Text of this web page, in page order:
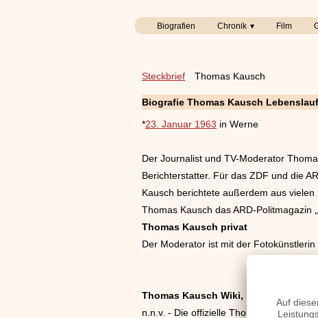
Biografien Chronik Film
Steckbrief Thomas Kausch
Biografie Thomas Kausch Lebenslauf
*23. Januar 1963 in Werne
Der Journalist und TV-Moderator
Berichterstatter. Für das ZDF und die
Kausch berichtete außerdem aus
Thomas Kausch das ARD-Politmagazin
Thomas Kausch privat
Der Moderator ist mit der
Thomas Kausch Wiki, Herkunft,
n.n.v. - Die offizielle Thomas Kausch